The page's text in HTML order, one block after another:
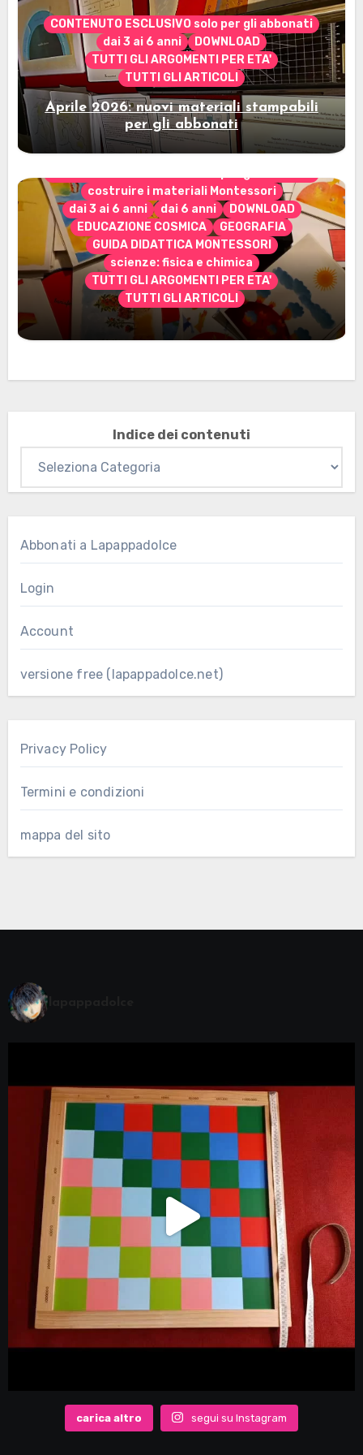
CONTENUTO ESCLUSIVO solo per gli abbonati
dai 3 ai 6 anni
DOWNLOAD
TUTTI GLI ARGOMENTI PER ETA'
TUTTI GLI ARTICOLI
Aprile 2026: nuovi materiali stampabili
per gli abbonati
costruire i materiali Montessori
dai 3 ai 6 anni
dai 6 anni
DOWNLOAD
EDUCAZIONE COSMICA
GEOGRAFIA
GUIDA DIDATTICA MONTESSORI
scienze: fisica e chimica
TUTTI GLI ARGOMENTI PER ETA'
TUTTI GLI ARTICOLI
Marzo 2026: nuovi materiali stampabili
per gli abbonati
Indice dei contenuti
Abbonati a Lapappadolce
Login
Account
versione free (lapappadolce.net)
Privacy Policy
Termini e condizioni
mappa del sito
carica altro segui su Instagram